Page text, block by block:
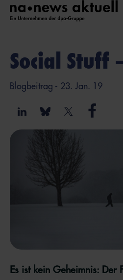
Social Stuff
Blogbeitrag - 23. Jan. 19
Es ist kein Geheimnis: Der